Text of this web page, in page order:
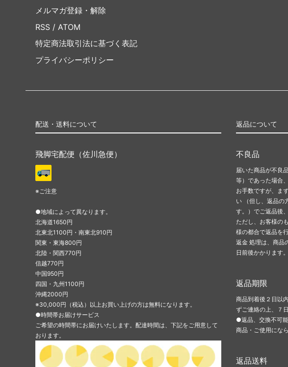
メルマガ登録・解除
RSS / ATOM
特定商法取引法に基づく表記
プライバシーポリシー
配送・送料について
飛脚宅配便（佐川急便）
※ご注意
●地域によって異なります。
北海道1650円
北東北1100円・南東北910円
関東・東海800円
北陸・関西770円
信越770円
中国950円
四国・九州1100円
沖縄2000円
※30,000円（税込）以上お買い上げの方は無料になります。
●時間帯お届けサービス
ご希望の時間帯にお届けいたします。配達時間は、下記をご用意して
おります。
返品について
不良品
届いた商品が不良
等）であった場合
お手数ですが、ま
い （但し、返品の
す。）でご返品後
ただし、お客様の
様の都合で返品を
返金 処理は、商品
日前後かかります。
返品期限
商品到着後２日以
ずご連絡の上、７
●返品、交換不可
商品・ご使用にな
返品送料